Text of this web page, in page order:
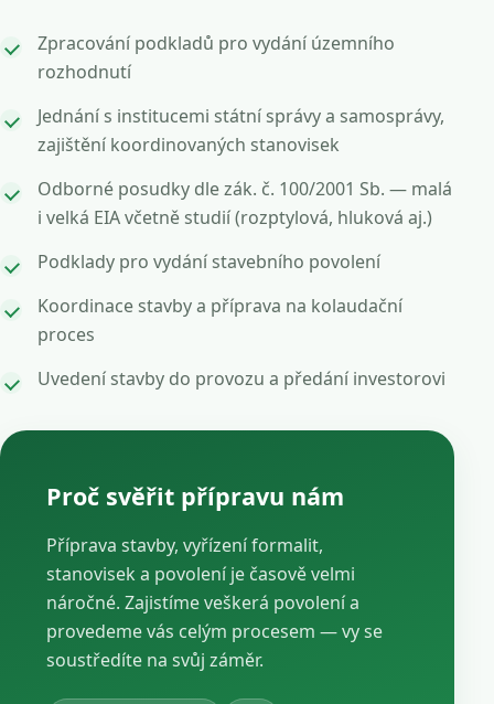
Zpracování podkladů pro vydání územního
rozhodnutí
Jednání s institucemi státní správy a samosprávy,
zajištění koordinovaných stanovisek
Odborné posudky dle zák. č. 100/2001 Sb. — malá
i velká EIA včetně studií (rozptylová, hluková aj.)
Podklady pro vydání stavebního povolení
Koordinace stavby a příprava na kolaudační
proces
Uvedení stavby do provozu a předání investorovi
Proč svěřit přípravu nám
Příprava stavby, vyřízení formalit,
stanovisek a povolení je časově velmi
náročné. Zajistíme veškerá povolení a
provedeme vás celým procesem — vy se
soustředíte na svůj záměr.